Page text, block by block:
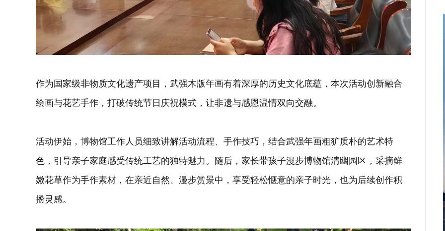
作为国家级非物质文化遗产项目，武强木版年画有着深厚的历史文化底蕴，本次活动创新融合
绘画与花艺手作，打破传统节日庆祝模式，让非遗与感恩温情双向交融。
活动伊始，博物馆工作人员细致讲解活动流程、手作技巧，结合武强年画粗犷质朴的艺术特
色，引导亲子家庭感受传统工艺的独特魅力。随后，家长带孩子漫步博物馆清幽园区，采摘鲜
嫩花草作为手作素材，在亲近自然、漫步赏景中，享受轻松惬意的亲子时光，也为后续创作积
攒灵感。